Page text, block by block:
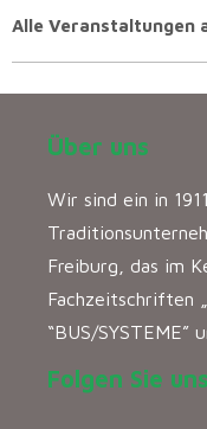
Alle Veranstaltungen
Über uns
Wir sind ein in
Freiburg, das im
Fachzeitschriften
“BUS/SYSTEME”
Folgen Sie